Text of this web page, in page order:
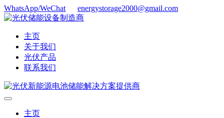
WhatsApp/WeChat energystorage2000@gmail.com
主页
关于我们
光伏产品
联系我们
主页